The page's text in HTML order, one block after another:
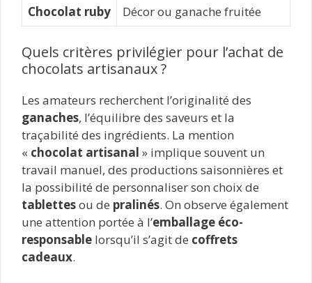
Chocolat ruby Décor ou ganache fruitée
Quels critères privilégier pour l’achat de
chocolats artisanaux ?
Les amateurs recherchent l’originalité des
ganaches, l’équilibre des saveurs et la
traçabilité des ingrédients. La mention
« chocolat artisanal » implique souvent un
travail manuel, des productions saisonnières et
la possibilité de personnaliser son choix de
tablettesou de pralinés. On observe également
une attention portée à l’emballage éco-
responsable lorsqu’il s’agit de coffrets
cadeaux.